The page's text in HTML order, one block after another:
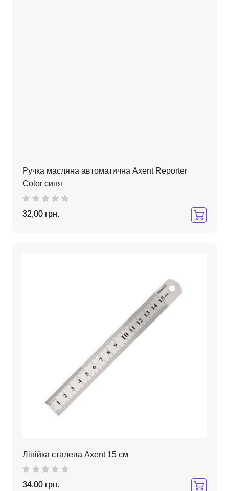
Ручка масляна автоматична Axent Reporter
Color синя
32,00 грн.
Лінійка сталева Axent 15 см
34,00 грн.